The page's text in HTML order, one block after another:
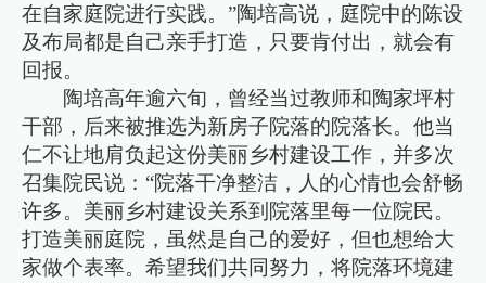
在自家庭院进行实践。”陶培高说，庭院中的陈设
及布局都是自己亲手打造，只要肯付出，就会有
回报。
陶培高年逾六旬，曾经当过教师和陶家坪村
干部，后来被推选为新房子院落的院落长。他当
仁不让地肩负起这份美丽乡村建设工作，并多次
召集院民说：“院落干净整洁，人的心情也会舒畅
许多。美丽乡村建设关系到院落里每一位院民。
打造美丽庭院，虽然是自己的爱好，但也想给大
家做个表率。希望我们共同努力，将院落环境建